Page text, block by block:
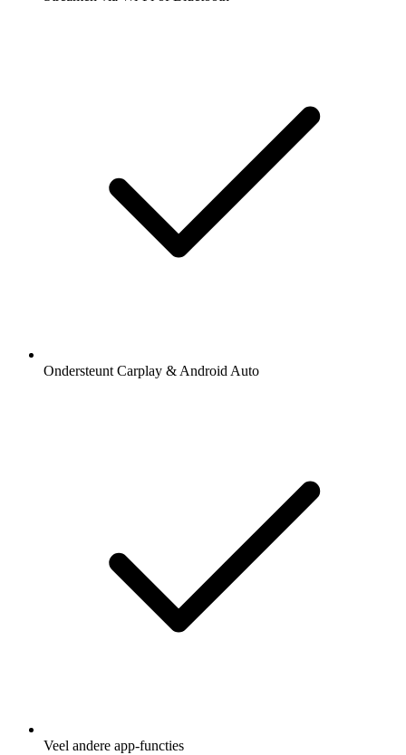
Ondersteunt Carplay & Android Auto
Veel andere app-functies